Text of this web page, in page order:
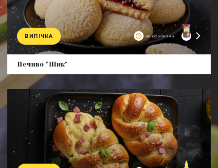
ВИПІЧКА 45–60 хвилин
Product
Печиво "Шик"